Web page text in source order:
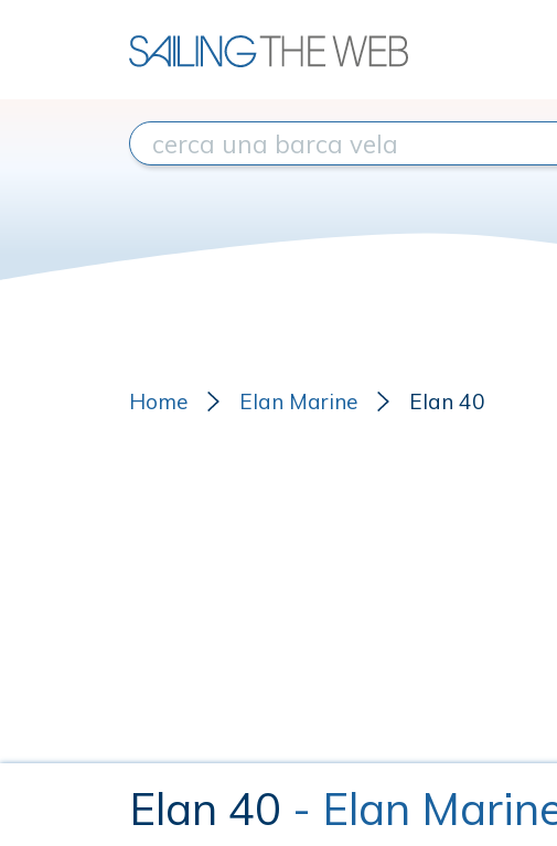
Home Elan Marine Elan 40
Elan 40 - Elan